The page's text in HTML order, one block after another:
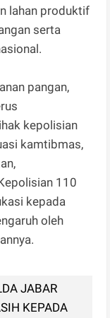
lahan produktif
serta
pangan,
kepolisian
kamtibmas,
110
kepada
oleh
JABAR
KEPADA